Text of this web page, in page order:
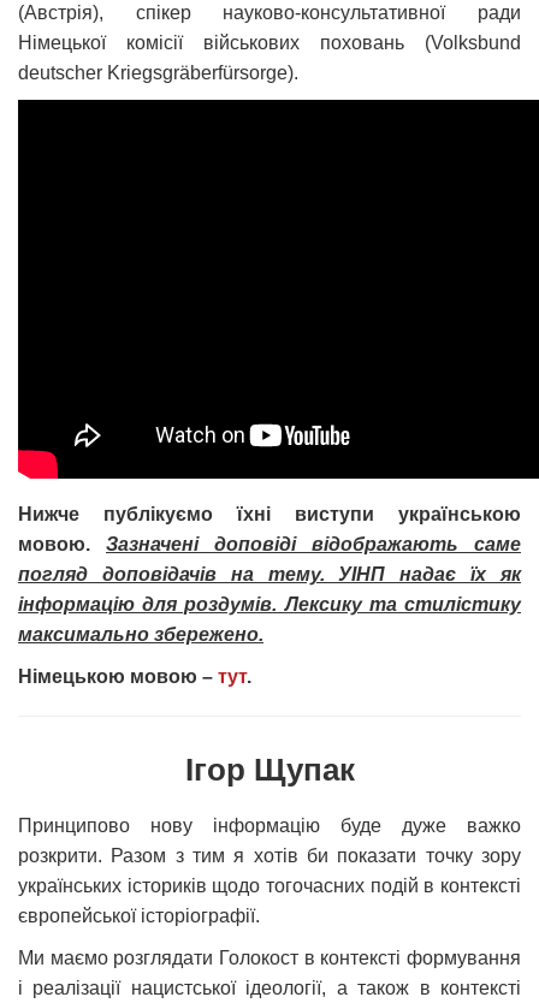
(Австрія), спікер науково-консультативної ради
Німецької комісії військових поховань (Volksbund
deutscher Kriegsgräberfürsorge).
Нижче публікуємо їхні виступи українською
мовою. Зазначені доповіді відображають саме
погляд доповідачів на тему. УІНП надає їх як
інформацію для роздумів. Лексику та стилістику
максимально збережено.
Німецькою мовою – тут.
Ігор Щупак
Принципово нову інформацію буде дуже важко
розкрити. Разом з тим я хотів би показати точку зору
українських істориків щодо тогочасних подій в контексті
європейської історіографії.
Ми маємо розглядати Голокост в контексті формування
і реалізації нацистської ідеології, а також в контексті